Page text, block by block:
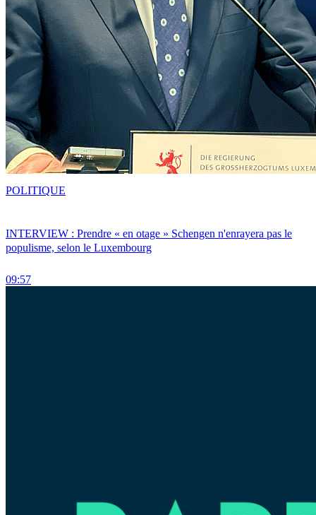
INTERVIEW : Prendre « en otage » Schengen n'enrayera pas le
populisme, selon le Luxembourg
09:57
POLITIQUE